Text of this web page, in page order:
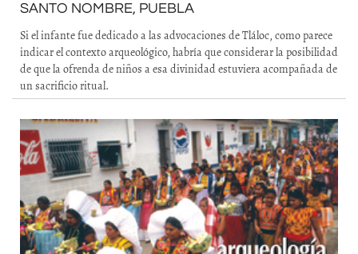
SANTO NOMBRE, PUEBLA
Si el infante fue dedicado a las advocaciones de Tláloc, como parece
indicar el contexto arqueológico, habría que considerar la posibilidad
de que la ofrenda de niños a esa divinidad estuviera acompañada de
un sacrificio ritual.